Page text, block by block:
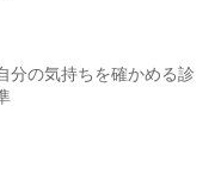
分の気持ちを確かめる診